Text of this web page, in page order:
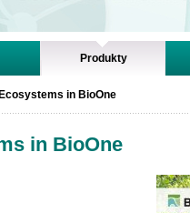
Produkty
in BioOne
in BioOne